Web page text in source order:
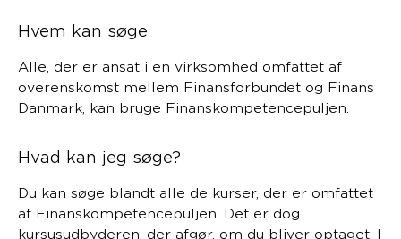
Hvem kan søge
Alle, der er ansat i en virksomhed omfattet af
overenskomst mellem Finansforbundet og Finans
Danmark, kan bruge Finanskompetencepuljen.
Hvad kan jeg søge?
Du kan søge blandt alle de kurser, der er omfattet
af Finanskompetencepuljen. Det er dog
kursusudbyderen, der afgør, om du bliver optaget. I